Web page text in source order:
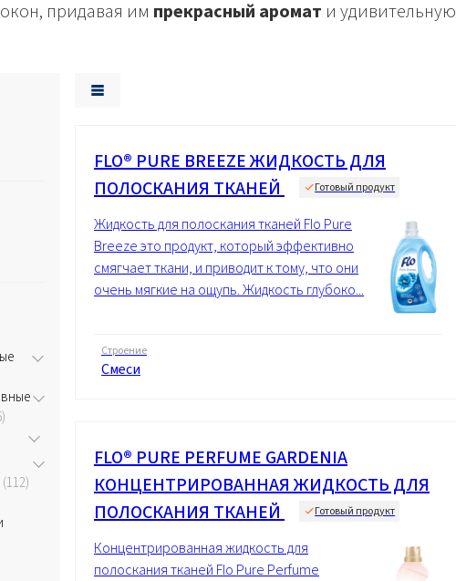
придавая им прекрасный аромат и удивительную
112
FLO® PURE BREEZE ЖИДКОСТЬ ДЛЯ
ПОЛОСКАНИЯ ТКАНЕЙ
Готовый продукт
Жидкость для полоскания тканей Flo Pure
Breeze это продукт, который эффективно
смягчает ткани, и приводит к тому, что они
очень мягкие на ощупь. Жидкость глубоко...
Строение
Смеси
FLO® PURE PERFUME GARDENIA
КОНЦЕНТРИРОВАННАЯ ЖИДКОСТЬ ДЛЯ
ПОЛОСКАНИЯ ТКАНЕЙ
Готовый продукт
Концентрированная жидкость для
полоскания тканей Flo Pure Perfume